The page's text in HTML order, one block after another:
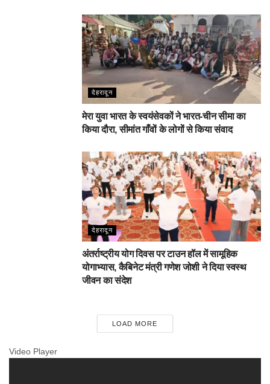
देहरादून
मेरा युवा भारत के स्वयंसेवकों ने भारत-चीन सीमा का
किया दौरा, सीमांत गाँवों के लोगों से किया संवाद
देहरादून
अंतर्राष्ट्रीय योग दिवस पर टाउन हॉल में सामूहिक
योगाभ्यास, कैबिनेट मंत्री गणेश जोशी ने दिया स्वस्थ
जीवन का संदेश
LOAD MORE
Video Player